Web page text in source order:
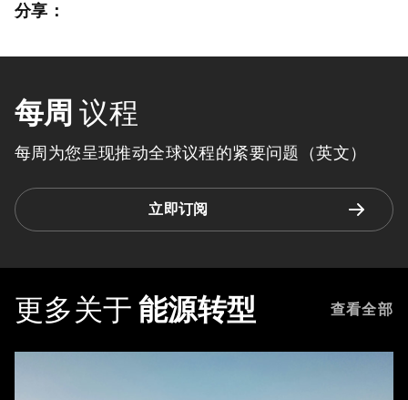
分享：
每周 议程
每周为您呈现推动全球议程的紧要问题（英文）
立即订阅
更多关于 能源转型 查看全部